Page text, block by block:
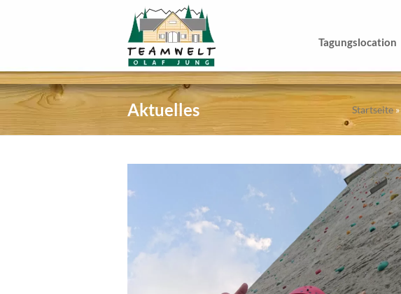
Tagungslocation
Aktuelles Startseite »